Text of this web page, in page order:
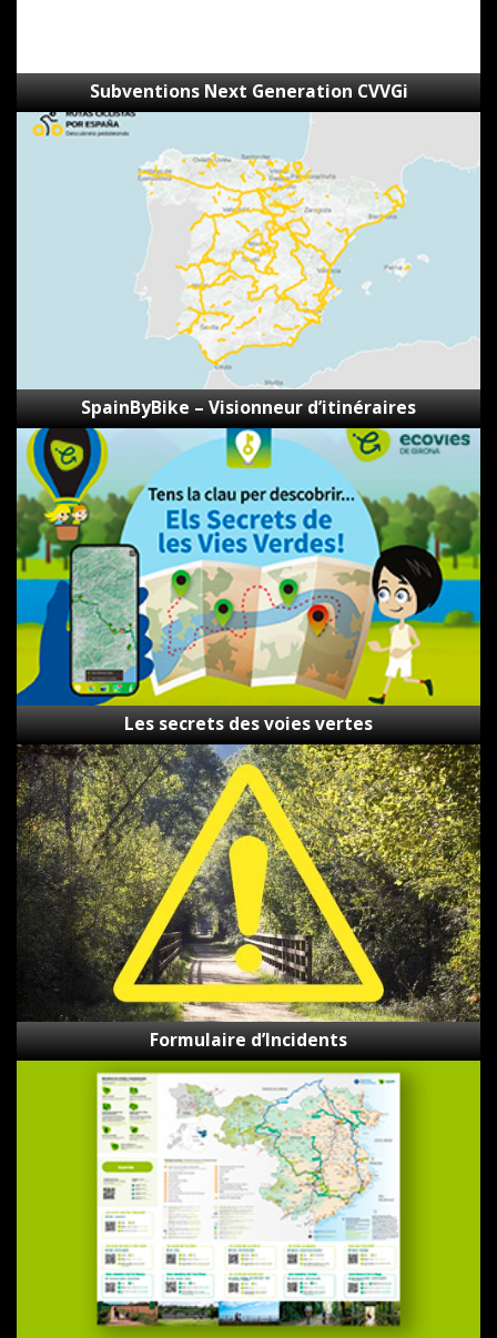
Subventions Next Generation CVVGi
SpainByBike
SpainByBike – Visionneur d’itinéraires
Les
secrets
des
voies
vertes
Les secrets des voies vertes
Formulaire
d’Incidents
Formulaire d’Incidents